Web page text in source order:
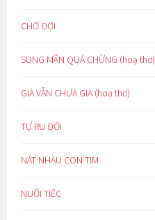
CHỜ ĐỢI
SUNG MÃN QUÁ CHỪNG (hoạ thơ)
GIÀ VẪN CHƯA GIÀ (hoạ thơ)
TỰ RU ĐỜI
NÁT NHÀU CON TIM
NUỐI TIẾC